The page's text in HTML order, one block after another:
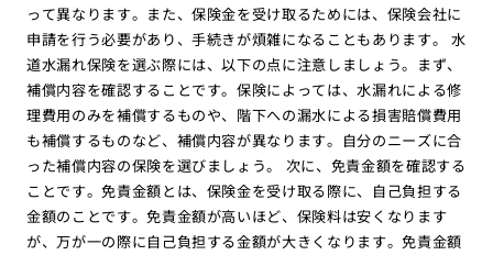
って異なります。また、保険金を受け取るためには、保険会社に
申請を行う必要があり、手続きが煩雑になることもあります。 水
道水漏れ保険を選ぶ際には、以下の点に注意しましょう。まず、
補償内容を確認することです。保険によっては、水漏れによる修
理費用のみを補償するものや、階下への漏水による損害賠償費用
も補償するものなど、補償内容が異なります。自分のニーズに合
った補償内容の保険を選びましょう。 次に、免責金額を確認する
ことです。免責金額とは、保険金を受け取る際に、自己負担する
金額のことです。免責金額が高いほど、保険料は安くなります
が、万が一の際に自己負担する金額が大きくなります。免責金額